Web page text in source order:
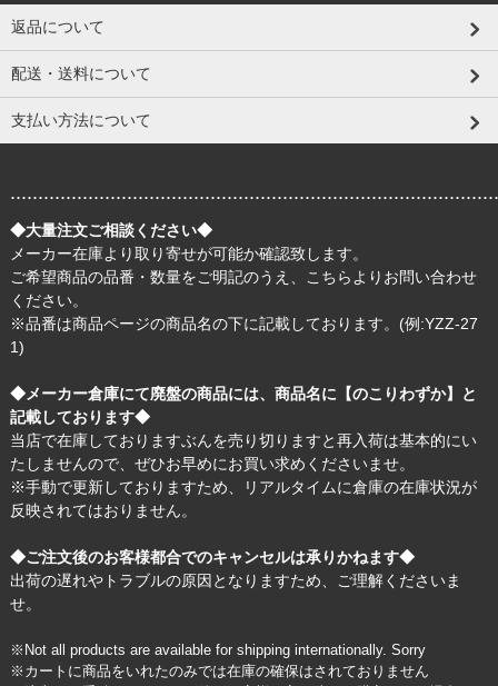
返品について
配送・送料について
支払い方法について
◆大量注文ご相談ください◆
メーカー在庫より取り寄せが可能か確認致します。
ご希望商品の品番・数量をご明記のうえ、
こちら よりお問い合わせ
ください。
※品番は商品ページの商品名の下に記載しております。(例:YZZ-27
1)
◆メーカー倉庫にて廃盤の商品には、商品名に【のこりわずか】と
記載しております◆
当店で在庫しておりますぶんを売り切りますと再入荷は基本的にい
たしませんので、ぜひお早めにお買い求めくださいませ。
※手動で更新しておりますため、リアルタイムに倉庫の在庫状況が
反映されてはおりません。
◆ご注文後のお客様都合でのキャンセルは承りかねます◆
出荷の遅れやトラブルの原因となりますため、ご理解くださいま
せ。
※Not all products are available for shipping internationally. Sorry
※カートに商品をいれたのみでは在庫の確保はされておりません